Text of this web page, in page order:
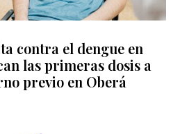
contra el dengue en
las primeras dosis a
previo en Oberá